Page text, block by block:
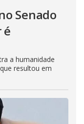
Senado
é
a humanidade
resultou em